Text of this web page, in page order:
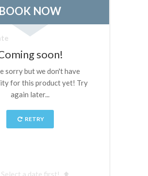
Archäologisches Museum
Opificio delle Pietre Dure
Museo Galileo
Boboli Gardens
The Arnolfo\'s tower
Vasari Corridor
Palazzo Vecchio
Santa Maria Novella